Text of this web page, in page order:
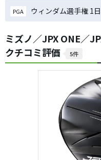
PGA ウィンダム選手権 1
ミズノ／JPX ONE／
クチコミ評価
5件